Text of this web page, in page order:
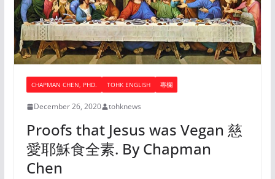
CHAPMAN CHEN, PHD. TOHK ENGLISH 專欄
December 26, 2020 tohknews
Proofs that Jesus was Vegan 慈
愛耶穌食全素. By Chapman
Chen